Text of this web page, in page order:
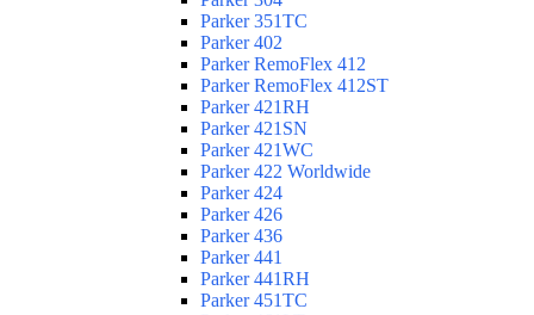
Parker 351TC
Parker 402
Parker RemoFlex 412
Parker RemoFlex 412ST
Parker 421RH
Parker 421SN
Parker 421WC
Parker 422 Worldwide
Parker 424
Parker 426
Parker 436
Parker 441
Parker 441RH
Parker 451TC